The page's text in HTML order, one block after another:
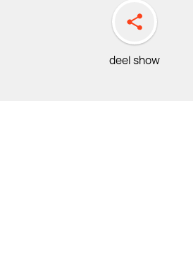
deel show